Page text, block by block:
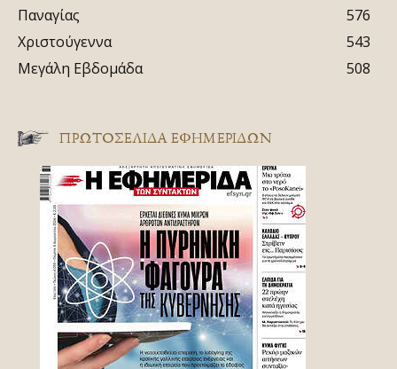
Παναγίας
576
Χριστούγεννα
543
Μεγάλη Εβδομάδα
508
ΠΡΩΤΟΣΈΛΙΔΑ ΕΦΗΜΕΡΊΔΩΝ